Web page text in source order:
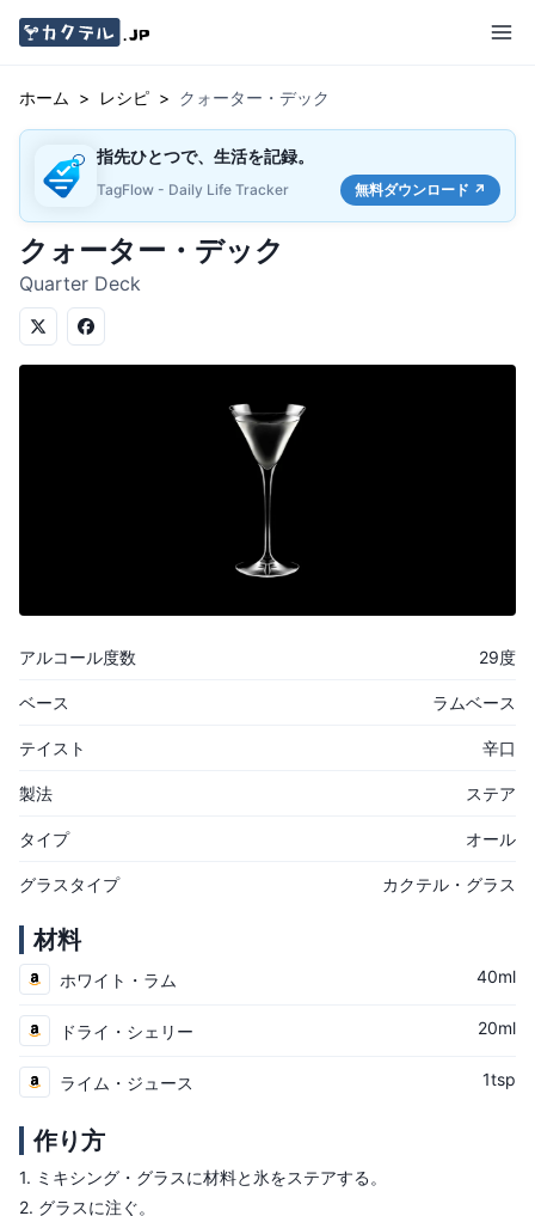
ホーム > レシピ > クォーター・デック
指先ひとつで、生活を記録。
TagFlow - Daily Life Tracker 無料ダウンロード ↗
クォーター・デック
Quarter Deck
アルコール度数 29度
ベース ラムベース
テイスト 辛口
製法 ステア
タイプ オール
グラスタイプ カクテル・グラス
材料
ホワイト・ラム 40ml
ドライ・シェリー 20ml
ライム・ジュース 1tsp
作り方
1. ミキシング・グラスに材料と氷をステアする。
2. グラスに注ぐ。